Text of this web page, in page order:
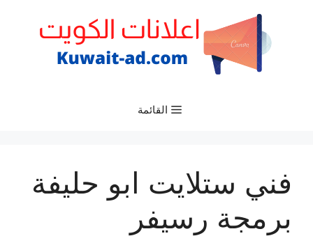
القائمة
فني ستلايت ابو حليفة
برمجة رسيفر